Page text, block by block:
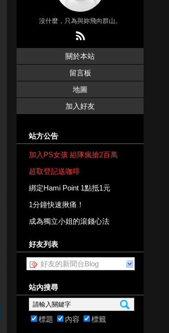
沒什麼，只為與妳飛向群山。
關於本站
留言板
地圖
加入好友
站方公告
加入PS女孩 組隊瘋搶2百萬
超取登記送咖啡
綁定Hami Point 1點抵1元
1分鐘快速揪痛！
成為獨立小姐的滾錢心法
好友列表
好友的新聞台Blog
站內搜尋
標題 內容 標籤